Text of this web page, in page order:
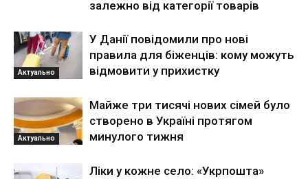
залежно від категорії товарів
Актуально
У Данії повідомили про нові
правила для біженців: кому можуть
відмовити у прихистку
Актуально
Майже три тисячі нових сімей було
створено в Україні протягом
минулого тижня
Ліки у кожне село: «Укрпошта»